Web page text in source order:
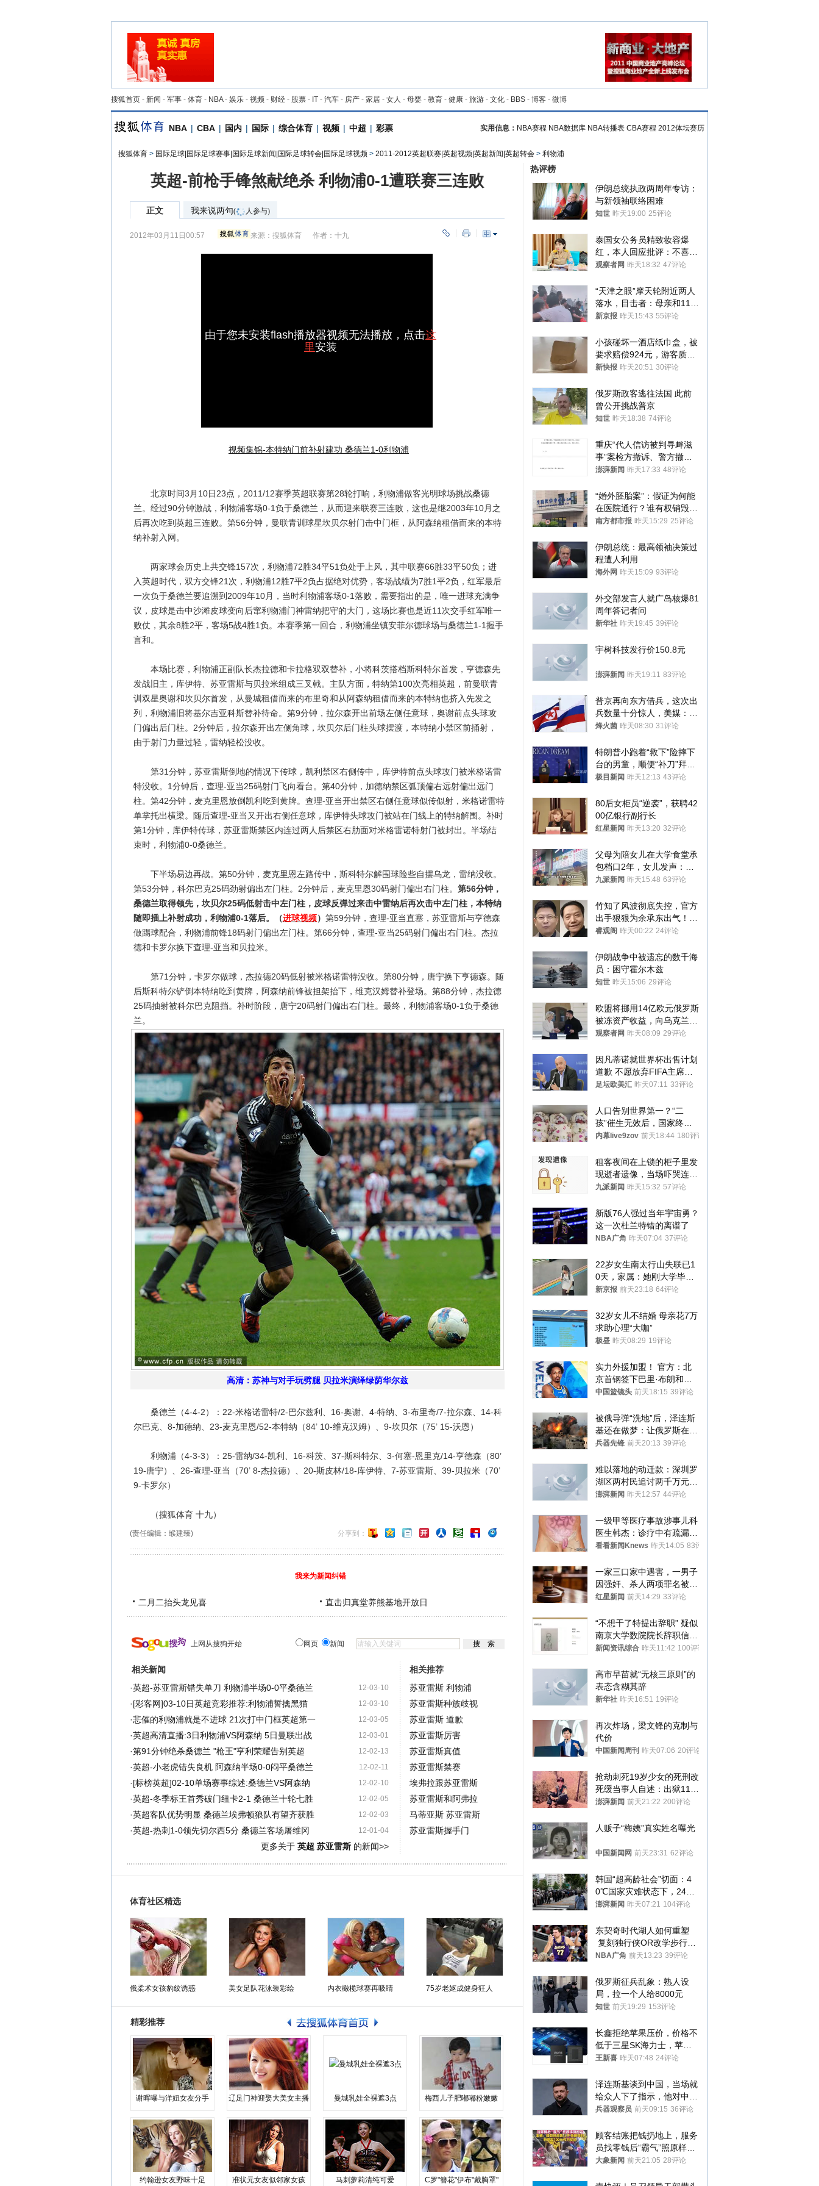
搜狐首页 - 新闻 - 军事 - 体育 - NBA- 娱乐 - 视频 - 财经 - 股票 - IT - 汽车 - 房产 - 家居 - 女人 - 母婴 - 教育 - 健康 - 旅游 - 文化 - BBS - 博客 - 微博
NBA | CBA | 国内 | 国际 | 综合体育 | 视频 | 中超 | 彩票 实用信息： NBA赛程 NBA数据库 NBA转播表 CBA赛程 2012体坛赛历
搜狐体育 > 国际足球|国际足球赛事|国际足球新闻|国际足球转会|国际足球视频 > 2011-2012英超联赛|英超视频|英超新闻|英超转会 > 利物浦
英超-前枪手锋煞献绝杀 利物浦0-1遭联赛三连败
正文 我来说两句( 人参与)
2012年03月11日00:57 来源：搜狐体育 作者：十九
由于您未安装flash播放器视频无法播放，点击这
里安装
视频集锦-本特纳门前补射建功 桑德兰1-0利物浦
北京时间3月10日23点，2011/12赛季英超联赛第28轮打响，利物浦做客光明球场挑战桑德
兰。经过90分钟激战，利物浦客场0-1负于桑德兰，从而迎来联赛三连败，这也是继2003年10月之
后再次吃到英超三连败。第56分钟，曼联青训球星坎贝尔射门击中门框，从阿森纳租借而来的本特
纳补射入网。
两家球会历史上共交锋157次，利物浦72胜34平51负处于上风，其中联赛66胜33平50负；进
入英超时代，双方交锋21次，利物浦12胜7平2负占据绝对优势，客场战绩为7胜1平2负，红军最后
一次负于桑德兰要追溯到2009年10月，当时利物浦客场0-1落败，需要指出的是，唯一进球充满争
议，皮球是击中沙滩皮球变向后窜利物浦门神雷纳把守的大门，这场比赛也是近11次交手红军唯一
败仗，其余8胜2平，客场5战4胜1负。本赛季第一回合，利物浦坐镇安菲尔德球场与桑德兰1-1握手
言和。
本场比赛，利物浦正副队长杰拉德和卡拉格双双替补，小将科茨搭档斯科特尔首发，亨德森先
发战旧主，库伊特、苏亚雷斯与贝拉米组成三叉戟。主队方面，特纳第100次亮相英超，前曼联青
训双星奥谢和坎贝尔首发，从曼城租借而来的布里奇和从阿森纳租借而来的本特纳也挤入先发之
列，利物浦旧将基尔吉亚科斯替补待命。第9分钟，拉尔森开出前场左侧任意球，奥谢前点头球攻
门偏出后门柱。2分钟后，拉尔森开出左侧角球，坎贝尔后门柱头球摆渡，本特纳小禁区前捅射，
由于射门力量过轻，雷纳轻松没收。
第31分钟，苏亚雷斯倒地的情况下传球，凯利禁区右侧传中，库伊特前点头球攻门被米格诺雷
特没收。1分钟后，查理-亚当25码射门飞向看台。第40分钟，加德纳禁区弧顶偏右远射偏出远门
柱。第42分钟，麦克里恩放倒凯利吃到黄牌。查理-亚当开出禁区右侧任意球似传似射，米格诺雷特
单掌托出横梁。随后查理-亚当又开出右侧任意球，库伊特头球攻门被站在门线上的特纳解围。补时
第1分钟，库伊特传球，苏亚雷斯禁区内连过两人后禁区右肋面对米格雷诺特射门被封出。半场结
束时，利物浦0-0桑德兰。
下半场易边再战。第50分钟，麦克里恩左路传中，斯科特尔解围球险些自摆乌龙，雷纳没收。
第53分钟，科尔巴克25码劲射偏出左门柱。2分钟后，麦克里恩30码射门偏出右门柱。 第56分钟，
桑德兰取得领先，坎贝尔25码低射击中左门柱，皮球反弹过来击中雷纳后再次击中左门柱，本特纳
随即插上补射成功，利物浦0-1落后。（进球视频） 第59分钟，查理-亚当直塞，苏亚雷斯与亨德森
做踢球配合，利物浦前锋18码射门偏出左门柱。第66分钟，查理-亚当25码射门偏出右门柱。杰拉
德和卡罗尔换下查理-亚当和贝拉米。
第71分钟，卡罗尔做球，杰拉德20码低射被米格诺雷特没收。第80分钟，唐宁换下亨德森。随
后斯科特尔铲倒本特纳吃到黄牌，阿森纳前锋被担架抬下，维克汉姆替补登场。第88分钟，杰拉德
25码抽射被科尔巴克阻挡。补时阶段，唐宁20码射门偏出右门柱。最终，利物浦客场0-1负于桑德
兰。
高清：苏神与对手玩劈腿 贝拉米演绎绿荫华尔兹
桑德兰（4-4-2）：22-米格诺雷特/2-巴尔兹利、16-奥谢、4-特纳、3-布里奇/7-拉尔森、14-科
尔巴克、8-加德纳、23-麦克里恩/52-本特纳（84’ 10-维克汉姆）、9-坎贝尔（75’ 15-沃恩）
利物浦（4-3-3）：25-雷纳/34-凯利、16-科茨、37-斯科特尔、3-何塞-恩里克/14-亨德森（80’
19-唐宁）、26-查理-亚当（70’ 8-杰拉德）、20-斯皮林/18-库伊特、7-苏亚雷斯、39-贝拉米（70’
9-卡罗尔）
（搜狐体育 十九）
(责任编辑：缑建臻) 分享到：
我来为新闻纠错
二月二抬头龙见喜 直击归真堂养熊基地开放日
上网从搜狗开始 网页 新闻
相关新闻
12-03-10
·英超-苏亚雷斯错失单刀 利物浦半场0-0平桑德兰
12-03-10
·[彩客网]03-10日英超竞彩推荐:利物浦誓擒黑猫
12-03-05
·悲催的利物浦就是不进球 21次打中门框英超第一
12-03-01
·英超高清直播:3日利物浦VS阿森纳 5日曼联出战
12-02-13
·第91分钟绝杀桑德兰 "枪王"亨利荣耀告别英超
12-02-11
·英超-小老虎错失良机 阿森纳半场0-0闷平桑德兰
12-02-10
·[标榜英超]02-10单场赛事综述:桑德兰VS阿森纳
12-02-05
·英超-冬季标王首秀破门纽卡2-1 桑德兰十轮七胜
12-02-03
·英超客队优势明显 桑德兰埃弗顿狼队有望齐获胜
12-01-04
·英超-热刺1-0领先切尔西5分 桑德兰客场屠维冈
更多关于 英超 苏亚雷斯的新闻>>
相关推荐
苏亚雷斯 利物浦
苏亚雷斯种族歧视
苏亚雷斯 道歉
苏亚雷斯厉害
苏亚雷斯真值
苏亚雷斯禁赛
埃弗拉跟苏亚雷斯
苏亚雷斯和阿弗拉
马蒂亚斯 苏亚雷斯
苏亚雷斯握手门
体育社区精选
俄柔术女孩豹纹诱惑 美女足队花泳装彩绘 内衣橄榄球赛再吸睛 75岁老妪成健身狂人
精彩推荐
谢晖曝与洋妞女友分手 辽足门神迎娶大美女主播 曼城乳娃全裸遮3点 梅西儿子肥嘟嘟粉嫩嫩
约翰逊女友野味十足 准状元女友似邻家女孩 马刺萝莉清纯可爱 C罗"簪花"伊布"戴胸罩"
热评榜
伊朗总统执政两周年专访：
与新领袖联络困难
知世 昨天19:00 25评论
泰国女公务员精致妆容爆
红，本人回应批评：不喜欢
就别看
观察者网 昨天18:32 47评论
“天津之眼”摩天轮附近两人
落水，目击者：母亲和11岁
儿子先后被打捞上岸
新京报 昨天15:43 55评论
小孩碰坏一酒店纸巾盒，被
要求赔偿924元，游客质疑
酒店房客物品超高标价，市
新快报 昨天20:51 30评论
俄罗斯政客逃往法国 此前
曾公开挑战普京
知世 昨天18:38 74评论
重庆“代人信访被判寻衅滋
事”案检方撤诉、警方撤
案，两被告人获国赔
澎湃新闻 昨天17:33 48评论
“婚外胚胎案”：假证为何能
在医院通行？谁有权销毁胚
胎？
南方都市报 昨天15:29 25评论
伊朗总统：最高领袖决策过
程遭人利用
海外网 昨天15:09 93评论
外交部发言人就广岛核爆81
周年答记者问
新华社 昨天19:45 39评论
宇树科技发行价150.8元
澎湃新闻 昨天19:11 83评论
普京再向东方借兵，这次出
兵数量十分惊人，美媒：俄
朝要动真格？
烽火菌 昨天08:30 31评论
特朗普小跑着“救下”险摔下
台的男童，顺便“补刀”拜
登：“我可不想他像拜登一
极目新闻 昨天12:13 43评论
80后女柜员“逆袭”，获聘42
00亿银行副行长
红星新闻 昨天13:20 32评论
父母为陪女儿在大学食堂承
包档口2年，女儿发声：初
衷是为了陪伴，毕业后将不
九派新闻 昨天15:48 63评论
竹知了风波彻底失控，官方
出手狠狠为余承东出气！雷
军果然没说错
睿观阁 昨天00:22 24评论
伊朗战争中被遗忘的数千海
员：困守霍尔木兹
知世 昨天15:06 29评论
欧盟将挪用14亿欧元俄罗斯
被冻资产收益，向乌克兰提
供援助
观察者网 昨天08:09 29评论
因凡蒂诺就世界杯出售计划
道歉 不愿放弃FIFA主席职
位
足坛欧美汇 昨天07:11 33评论
人口告别世界第一？“二
孩”催生无效后，国家终于
向住房出手了！
内幕live9zov 前天18:44 180评论
租客夜间在上锁的柜子里发
现逝者遗像，当场吓哭连夜
搬离，房东退还押金
九派新闻 昨天15:32 57评论
新版76人强过当年宇宙勇？
这一次杜兰特错的离谱了
NBA广角 昨天07:04 37评论
22岁女生南太行山失联已1
0天，家属：她刚大学毕业
想到山里旅行
新京报 前天23:18 64评论
32岁女儿不结婚 母亲花7万
求助心理“大咖”
极昼 昨天08:29 19评论
实力外援加盟！ 官方：北
京首钢签下巴里·布朗和桑
普森
中国篮镜头 前天18:15 39评论
被俄导弹“洗地”后，泽连斯
基还在做梦：让俄罗斯在冬
季前求和？
兵器先锋 前天20:13 39评论
难以落地的动迁款：深圳罗
湖区两村民追讨两千万元动
迁款八年未果
澎湃新闻 昨天12:57 44评论
一级甲等医疗事故涉事儿科
医生韩杰：诊疗中有疏漏，
我认错，但不能认罪
看看新闻Knews 昨天14:05 83评论
一家三口家中遇害，一男子
因强奸、杀人两项罪名被判
死缓 最高检介入后改判无
红星新闻 前天14:29 33评论
“不想干了特提出辞职” 疑似
南京大学数院院长辞职信流
传 院方回应
新闻资讯综合 昨天11:42 100评论
高市早苗就“无核三原则”的
表态含糊其辞
新华社 昨天16:51 19评论
再次炸场，梁文锋的克制与
代价
中国新闻周刊 昨天07:06 20评论
抢劫刺死19岁少女的死刑改
死缓当事人自述：出狱11年
间始终刻意躲避被害人家属
澎湃新闻 前天21:22 200评论
人贩子“梅姨”真实姓名曝光
中国新闻网 前天23:31 62评论
韩国“超高龄社会”切面：4
0℃国家灾难状态下，2400
名首尔老人还在巷子里收废
澎湃新闻 昨天07:21 104评论
东契奇时代湖人如何重塑
复刻独行侠OR改学步行
者？
NBA广角 前天13:23 39评论
俄罗斯征兵乱象：熟人设
局，拉一个人给8000元
知世 前天19:29 153评论
长鑫拒绝苹果压价，价格不
低于三星SK海力士，苹果
失去了议价权
王新喜 昨天07:48 24评论
泽连斯基谈到中国，当场就
给众人下了指示，他对中国
和中乌关系，显然又有了新
兵器观察员 前天09:15 36评论
顾客结账把钱扔地上，服务
员找零钱后“霸气”照原样扔
回去
大象新闻 前天21:05 28评论